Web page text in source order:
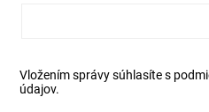
Vložením správy súhlasíte s
údajov.